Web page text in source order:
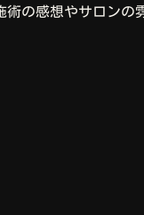
の感想やサロンの